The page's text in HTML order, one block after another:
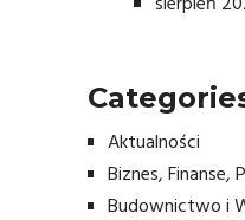
Aktualności
Biznes, Finanse,
Budownictwo i